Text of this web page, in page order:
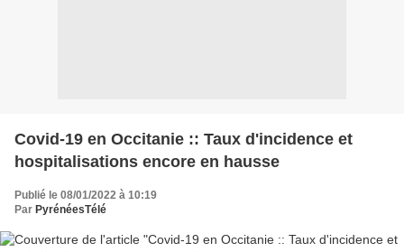
Covid-19 en Occitanie :: Taux d'incidence et
hospitalisations encore en hausse
Publié le 08/01/2022 à 10:19
Par PyrénéesTélé